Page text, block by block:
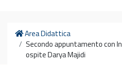
Home
Area Didattica
Secondo appuntamento con
ospite Darya Majidi